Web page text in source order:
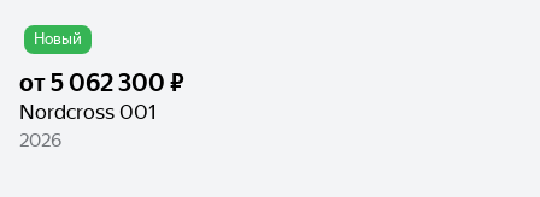
Новый
от5 062 300 ₽
Nordcross 001
2026